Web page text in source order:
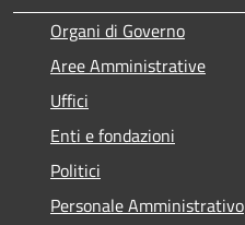
Organi di Governo
Aree Amministrative
Uffici
Enti e fondazioni
Politici
Personale Amministrativo